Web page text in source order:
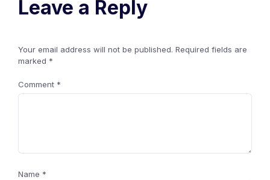
Leave a Reply
Your email address will not be published. Required fields are
marked *
Comment *
Name *